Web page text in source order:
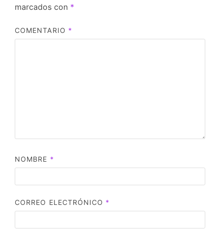
marcados con *
COMENTARIO *
NOMBRE *
CORREO ELECTRÓNICO *